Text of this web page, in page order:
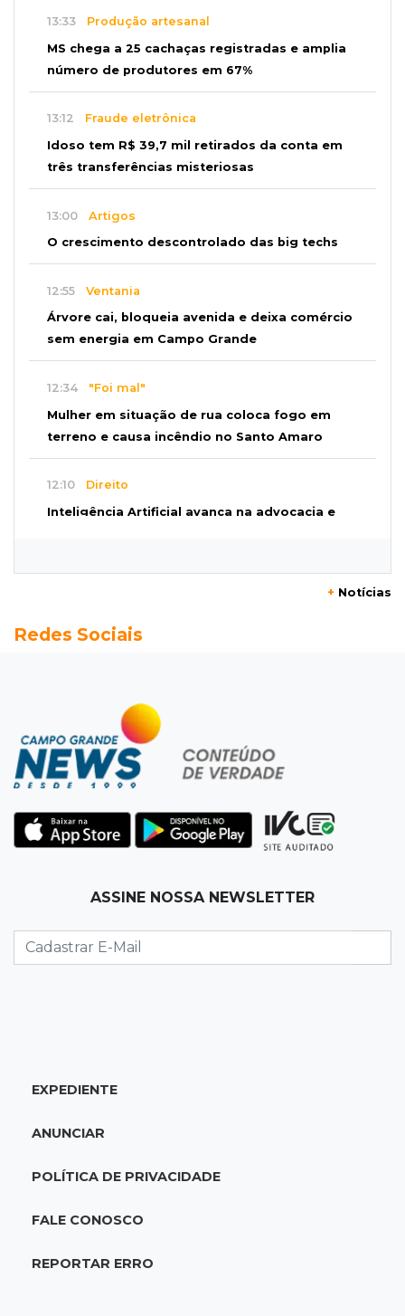
13:33 Produção artesanal
MS chega a 25 cachaças registradas e amplia
número de produtores em 67%
13:12 Fraude eletrônica
Idoso tem R$ 39,7 mil retirados da conta em
três transferências misteriosas
13:00 Artigos
O crescimento descontrolado das big techs
12:55 Ventania
Árvore cai, bloqueia avenida e deixa comércio
sem energia em Campo Grande
12:34 "Foi mal"
Mulher em situação de rua coloca fogo em
terreno e causa incêndio no Santo Amaro
12:10 Direito
Inteligência Artificial avança na advocacia e
Choque ao lado de condomínio
Primeiro corpo do “cemitério de Nando”
nunca teve nome
11:48 Nova Alvorada do Sul
que prefeito agride mulheres
Mãe narra emboscada e diz ter sido amarrada
Preso há quase 1 semana, ex-deputado Neno
ciclo pecuário e uso da terra
11:00Let it Rip
+ Notícias
Redes Sociais
ASSINE NOSSA NEWSLETTER
EXPEDIENTE
ANUNCIAR
POLÍTICA DE PRIVACIDADE
FALE CONOSCO
REPORTAR ERRO